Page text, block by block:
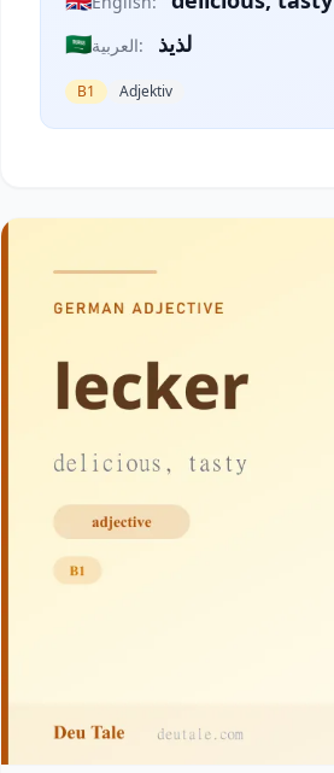
🇸🇦
العربية: لذيذ
B1 Adjektiv